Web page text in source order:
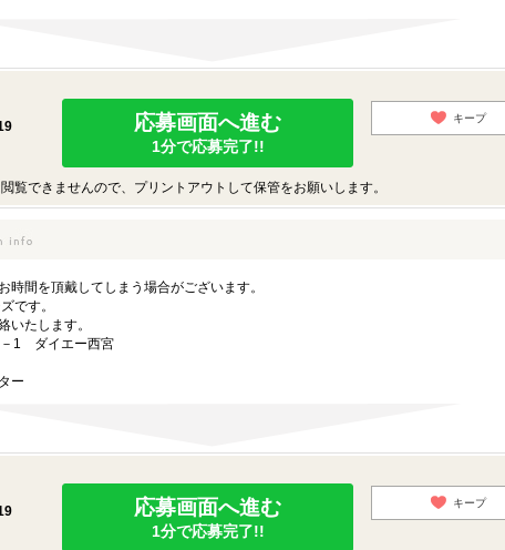
応募画面へ進む
1分で応募完了!!
キープ
覧できませんので、プリントアウトして保管をお願いします。
時間を頂戴してしまう場合がございます。
です。
いたします。
－1 ダイエー西宮
ー
応募画面へ進む
1分で応募完了!!
キープ